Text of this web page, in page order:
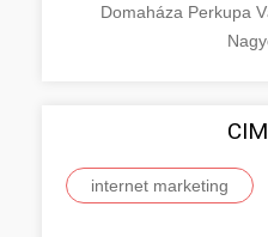
Domaháza Perkupa
internet marketing